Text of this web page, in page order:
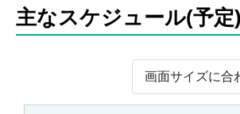
主なスケジュール(予定)
画面サイズに合